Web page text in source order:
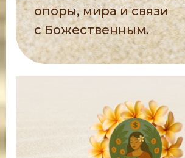
опоры, мира и связи
с Божественным.